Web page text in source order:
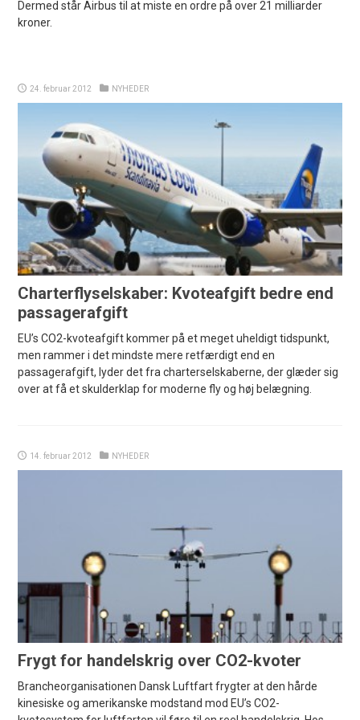
Dermed står Airbus til at miste en ordre på over 21 milliarder
kroner.
24. februar 2012 NYHEDER
Charterflyselskaber: Kvoteafgift bedre end
passagerafgift
EU’s CO2-kvoteafgift kommer på et meget uheldigt tidspunkt,
men rammer i det mindste mere retfærdigt end en
passagerafgift, lyder det fra charterselskaberne, der glæder sig
over at få et skulderklap for moderne fly og høj belægning.
14. februar 2012 NYHEDER
Frygt for handelskrig over CO2-kvoter
Brancheorganisationen Dansk Luftfart frygter at den hårde
kinesiske og amerikanske modstand mod EU’s CO2-